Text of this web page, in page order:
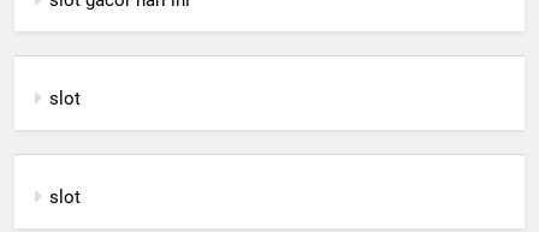
slot
slot